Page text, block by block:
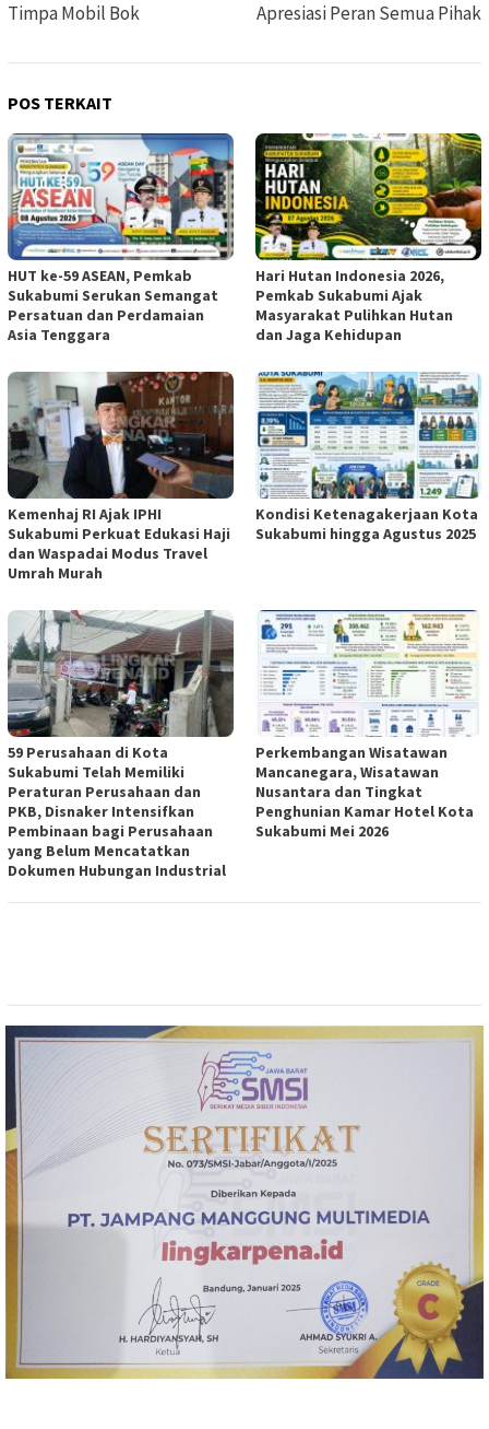
Timpa Mobil Bok
Apresiasi Peran Semua Pihak
POS TERKAIT
HUT ke-59 ASEAN, Pemkab
Sukabumi Serukan Semangat
Persatuan dan Perdamaian
Asia Tenggara
Hari Hutan Indonesia 2026,
Pemkab Sukabumi Ajak
Masyarakat Pulihkan Hutan
dan Jaga Kehidupan
Kemenhaj RI Ajak IPHI
Sukabumi Perkuat Edukasi Haji
dan Waspadai Modus Travel
Umrah Murah
Kondisi Ketenagakerjaan Kota
Sukabumi hingga Agustus 2025
59 Perusahaan di Kota
Sukabumi Telah Memiliki
Peraturan Perusahaan dan
PKB, Disnaker Intensifkan
Pembinaan bagi Perusahaan
yang Belum Mencatatkan
Dokumen Hubungan Industrial
Perkembangan Wisatawan
Mancanegara, Wisatawan
Nusantara dan Tingkat
Penghunian Kamar Hotel Kota
Sukabumi Mei 2026